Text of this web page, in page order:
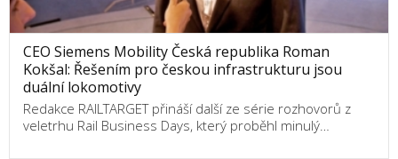
CEO Siemens Mobility Česká republika Roman
Kokšal: Řešením pro českou infrastrukturu jsou
duální lokomotivy
Redakce RAILTARGET přináší další ze série rozhovorů z
veletrhu Rail Business Days, který proběhl minulý…